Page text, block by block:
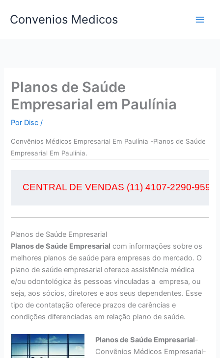
para
conteúdo
Convenios Medicos
Planos de Saúde
Empresarial em Paulínia
Por Disc/
Convênios Médicos Empresarial Em Paulínia -Planos de Saúde
Empresarial Em Paulínia.
CENTRAL DE VENDAS (11) 4107-2290-
Planos de Saúde Empresarial
Planos de Saúde Empresarial com informações sobre os
melhores planos de saúde para empresas do mercado. O
plano de saúde empresarial oferece assistência médica
e/ou odontológica às pessoas vinculadas a empresa, ou
seja, aos sócios, diretores e aos seus dependentes. Esse
tipo de contatação oferece prazos de carências e
condições diferenciadas em relação plano de saúde.
Planos de Saúde Empresarial-
Convênios Médicos Empresarial-